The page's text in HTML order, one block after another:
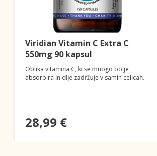
Viridian Vitamin C Extra C
550mg 90 kapsul
Oblika vitamina C, ki se mnogo bolje
absorbira in dlje zadržuje v samih celicah.
28,99 €